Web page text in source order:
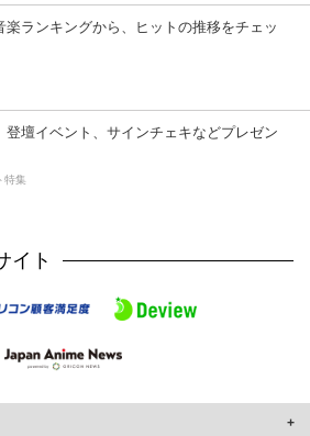
楽ランキングから、ヒットの推移をチェッ
登壇イベント、サインチェキなどプレゼン
特集
イト